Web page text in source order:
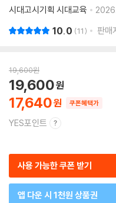
시대고시기획 시대교육
10.0 11 판매
19,600원
17,640
19,600
쿠폰혜택가
YES포인트
사용 가능한 쿠폰 받기
앱 다운 시 1천원 상품권